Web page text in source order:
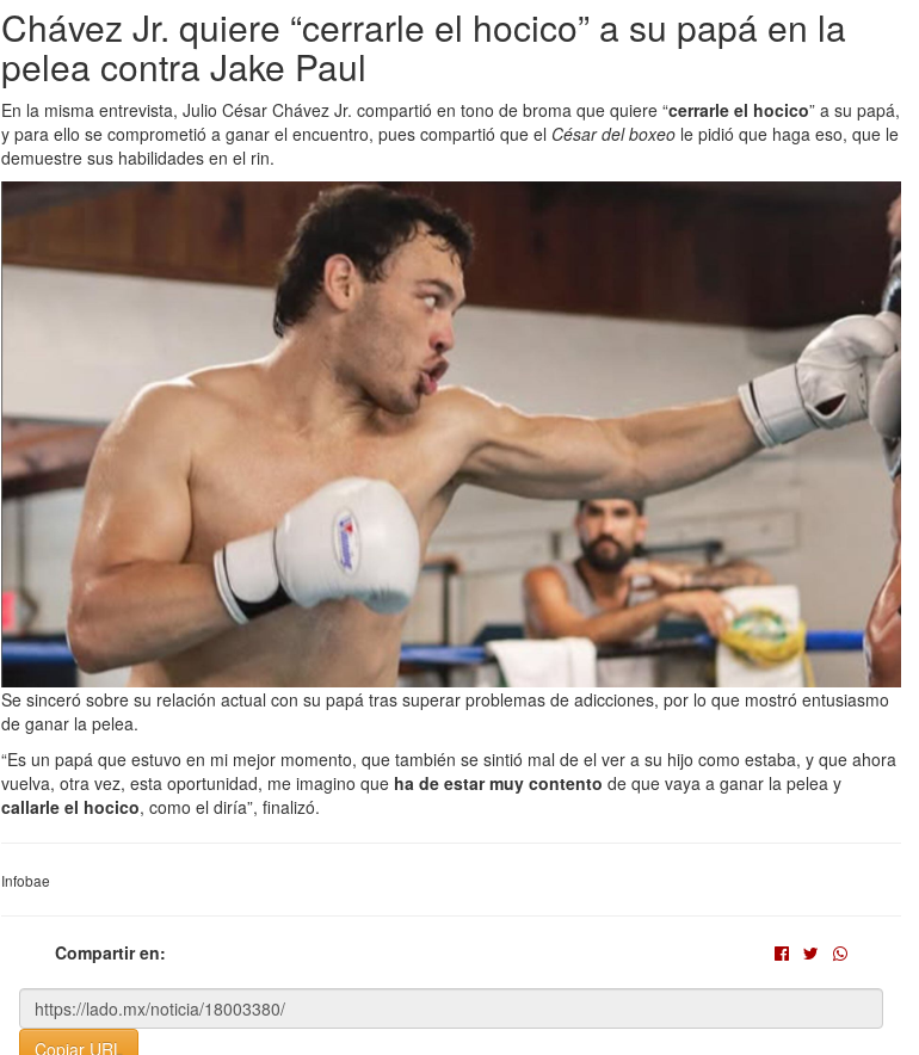
Chávez Jr. quiere “cerrarle el hocico” a su papá en la
pelea contra Jake Paul
En la misma entrevista, Julio César Chávez Jr. compartió en tono de broma que quiere “cerrarle el hocico” a su papá,
y para ello se comprometió a ganar el encuentro, pues compartió que el César del boxeo le pidió que haga eso, que le
demuestre sus habilidades en el rin.
Se sinceró sobre su relación actual con su papá tras superar problemas de adicciones, por lo que mostró entusiasmo
de ganar la pelea.
“Es un papá que estuvo en mi mejor momento, que también se sintió mal de el ver a su hijo como estaba, y que ahora
vuelva, otra vez, esta oportunidad, me imagino que ha de estar muy contento de que vaya a ganar la pelea y
callarle el hocico, como el diría”, finalizó.
Infobae
Compartir en:
Copiar URL